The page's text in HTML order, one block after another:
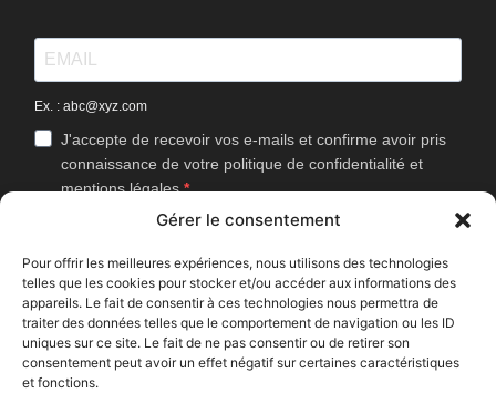
Gérer le consentement
Pour offrir les meilleures expériences, nous utilisons des technologies
telles que les cookies pour stocker et/ou accéder aux informations des
appareils. Le fait de consentir à ces technologies nous permettra de
traiter des données telles que le comportement de navigation ou les ID
uniques sur ce site. Le fait de ne pas consentir ou de retirer son
consentement peut avoir un effet négatif sur certaines caractéristiques
et fonctions.
Ex. : abc@xyz.com
J'accepte de recevoir vos e-mails et confirme avoir pris
connaissance de votre politique de confidentialité et
mentions légales.
Vous pouvez vous désinscrire à tout moment en cliquant sur le lien
J'accepte que Bike Café mesure l'ouverture des
newsletters afin d'améliorer les contenus proposés.
S'INSCRIRE